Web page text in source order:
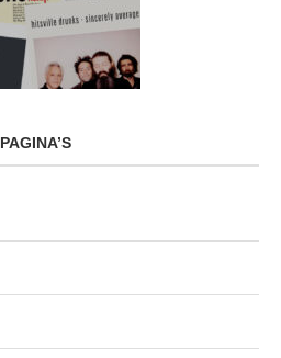
PAGINA’S